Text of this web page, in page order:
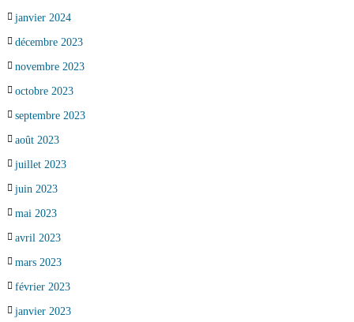
janvier 2024
décembre 2023
novembre 2023
octobre 2023
septembre 2023
août 2023
juillet 2023
juin 2023
mai 2023
avril 2023
mars 2023
février 2023
janvier 2023